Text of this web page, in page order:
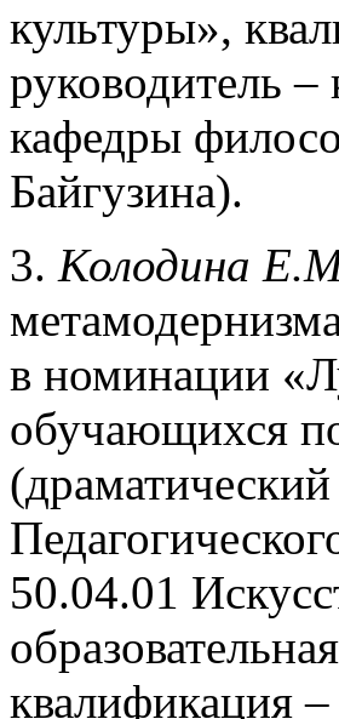
культуры»,
руководитель –
кафедры
Байгузина).
3. Колодина
в номинации
обучающихся
(драматический
50.04.01
квалификация